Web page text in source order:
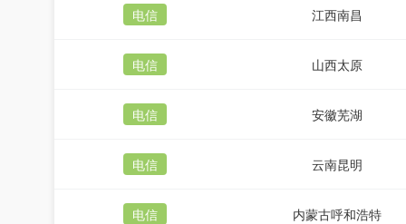
电信 江西南昌
电信 山西太原
电信 安徽芜湖
电信 云南昆明
电信 内蒙古呼和浩特